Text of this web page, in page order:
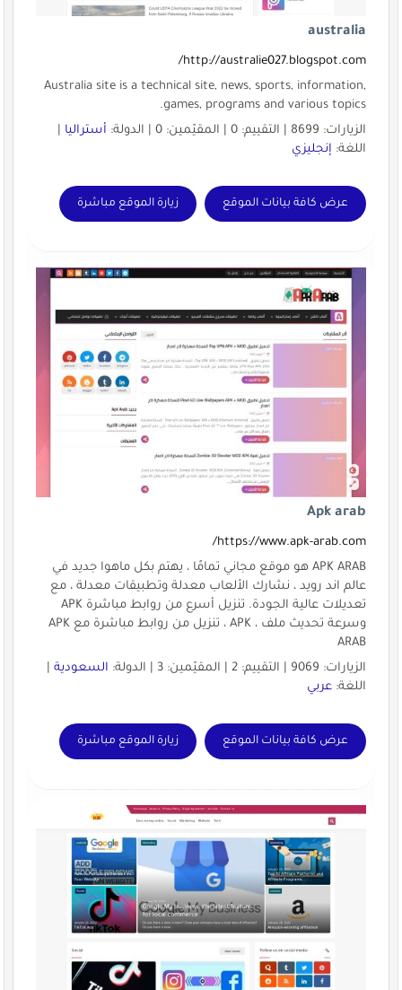
australia
http://australie027.blogspot.com/
Australia site is a technical site, news, sports, information,
games, programs and various topics.
الزيارات: 8699 | التقييم: 0 | المقيّمين: 0 | الدولة:
أستراليا|
اللغة: إنجليزي
عرض كافة بيانات الموقع زيارة الموقع مباشرة
Apk arab
https://www.apk-arab.com/
APK ARAB هو موقع مجاني تمامًا ، يهتم بكل ماهوا جديد في
عالم اند رويد ، نشارك الألعاب معدلة وتطبيقات معدلة ، مع
تعديلات عالية الجودة. تنزيل أسرع من روابط مباشرة APK
وسرعة تحديث ملف ، APK ، تنزيل من روابط مباشرة مع APK
ARAB
الزيارات: 9069 | التقييم: 2 | المقيّمين: 3 | الدولة:
السعودية|
اللغة: عربي
عرض كافة بيانات الموقع زيارة الموقع مباشرة